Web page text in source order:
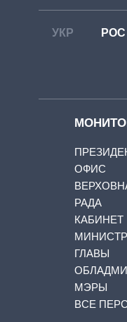
УКР РОС
ОФИС
РАДА
КАБИНЕТ
ГЛАВЫ
МЭРЫ
ВСЕ